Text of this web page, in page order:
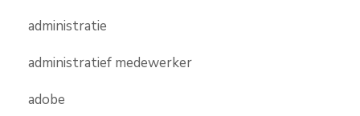
administratie
administratief medewerker
adobe